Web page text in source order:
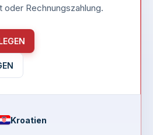
Rechnungszahlung.
Kroatien